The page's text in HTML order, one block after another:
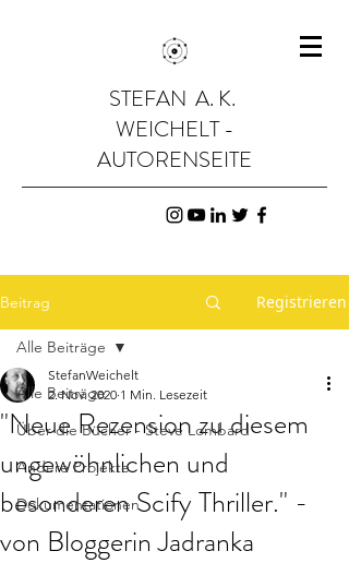
STEFAN A. K.
WEICHELT -
AUTORENSEITE
Beitrag Registrieren
Alle Beiträge
Über die Bücher - Steve Lombard
Andere Projekte
Dokumentationen
Alle Beiträge
"Neue Rezension zu diesem
ungewöhnlichen und
besonderen Scify Thriller." -
von Bloggerin Jadranka
StefanWeichelt
2. Nov. 2020 1 Min. Lesezeit